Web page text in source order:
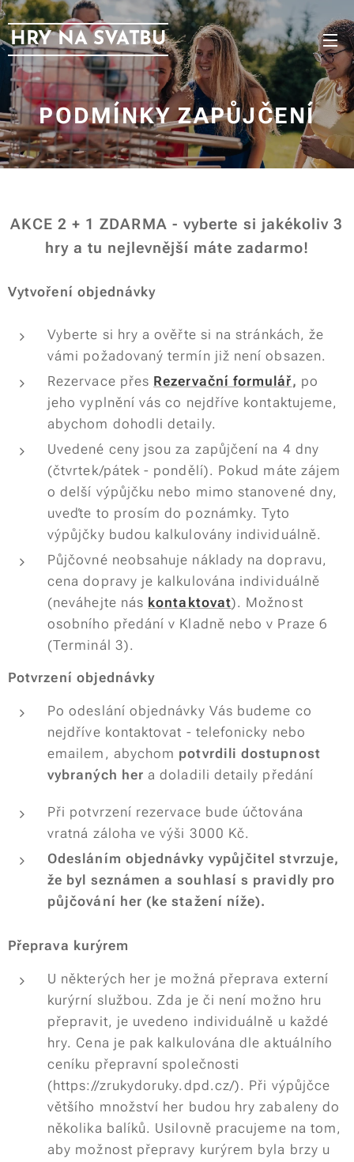
HRY NA SVATBU
PODMÍNKY ZAPŮJČENÍ
AKCE 2 + 1 ZDARMA - vyberte si jakékoliv 3
hry a tu nejlevnější máte zadarmo!
Vytvoření objednávky
Vyberte si hry a ověřte si na stránkách, že
vámi požadovaný termín již není obsazen.
Rezervace přes Rezervační formulář, po
jeho vyplnění vás co nejdříve kontaktujeme,
abychom dohodli detaily.
Uvedené ceny jsou za zapůjčení na 4 dny
(čtvrtek/pátek - pondělí). Pokud máte zájem
o delší výpůjčku nebo mimo stanovené dny,
uveďte to prosím do poznámky. Tyto
výpůjčky budou kalkulovány individuálně.
Půjčovné neobsahuje náklady na dopravu,
cena dopravy je kalkulována individuálně
(neváhejte nás kontaktovat). Možnost
osobního předání v Kladně nebo v Praze 6
(Terminál 3).
Potvrzení objednávky
Po odeslání objednávky Vás budeme co
nejdříve kontaktovat - telefonicky nebo
emailem, abychom potvrdili dostupnost
vybraných her a doladili detaily předání
Při potvrzení rezervace bude účtována
vratná záloha ve výši 3000 Kč.
Odesláním objednávky vypůjčitel stvrzuje,
že byl seznámen a souhlasí s pravidly pro
půjčování her (ke stažení níže).
Přeprava kurýrem
U některých her je možná přeprava externí
kurýrní službou. Zda je či není možno hru
přepravit, je uvedeno individuálně u každé
hry. Cena je pak kalkulována dle aktuálního
ceníku přepravní společnosti
(https://zrukydoruky.dpd.cz/). Při výpůjčce
většího množství her budou hry zabaleny do
několika balíků. Usilovně pracujeme na tom,
aby možnost přepravy kurýrem byla brzy u